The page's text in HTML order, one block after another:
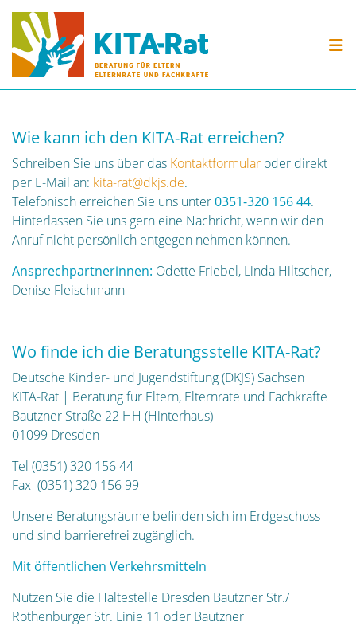
Skip to content
Wie kann ich den KITA-Rat erreichen?
Schreiben Sie uns über das Kontaktformular oder direkt
per E-Mail an: kita-rat@dkjs.de.
Telefonisch erreichen Sie uns unter0351-320 156 44.
Hinterlassen Sie uns gern eine Nachricht, wenn wir den
Anruf nicht persönlich entgegen nehmen können.
Ansprechpartnerinnen: Odette Friebel, Linda Hiltscher,
Denise Fleischmann
Wo finde ich die Beratungsstelle KITA-Rat?
Deutsche Kinder- und Jugendstiftung (DKJS) Sachsen
KITA-Rat | Beratung für Eltern, Elternräte und Fachkräfte
Bautzner Straße 22 HH (Hinterhaus)
01099 Dresden
Tel (0351) 320 156 44
Fax (0351) 320 156 99
Unsere Beratungsräume befinden sich im Erdgeschoss
und sind barrierefrei zugänglich.
Mit öffentlichen Verkehrsmitteln
Nutzen Sie die Haltestelle Dresden Bautzner Str./
Rothenburger Str. Linie 11 oder Bautzner
BERATUNG
MATERIAL